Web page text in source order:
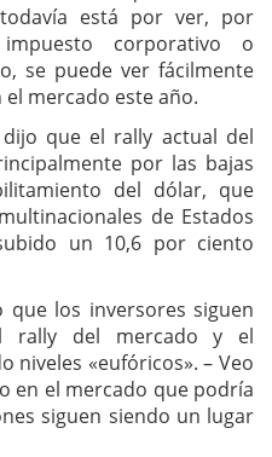
está por ver, por
corporativo o
se puede ver fácilmente
mercado este año.
que el rally actual del
por las bajas
del dólar, que
de Estados
un 10,6 por ciento
los inversores siguen
rally del mercado y el
niveles «eufóricos». – Veo
en el mercado que podría
siguen siendo un lugar